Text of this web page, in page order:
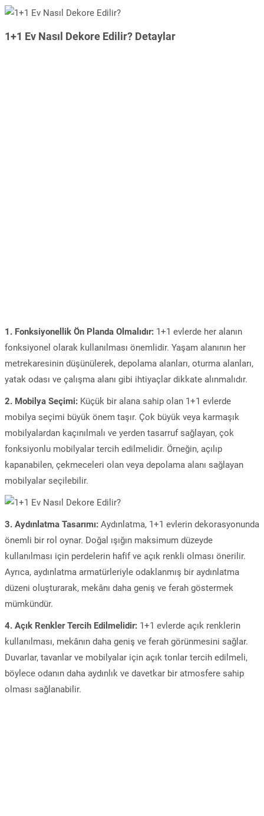
1+1 Ev Nasıl Dekore Edilir? Detaylar
1. Fonksiyonellik Ön Planda Olmalıdır: 1+1 evlerde her alanın
fonksiyonel olarak kullanılması önemlidir. Yaşam alanının her
metrekaresinin düşünülerek, depolama alanları, oturma alanları,
yatak odası ve çalışma alanı gibi ihtiyaçlar dikkate alınmalıdır.
2. Mobilya Seçimi: Küçük bir alana sahip olan 1+1 evlerde
mobilya seçimi büyük önem taşır. Çok büyük veya karmaşık
mobilyalardan kaçınılmalı ve yerden tasarruf sağlayan, çok
fonksiyonlu mobilyalar tercih edilmelidir. Örneğin, açılıp
kapanabilen, çekmeceleri olan veya depolama alanı sağlayan
mobilyalar seçilebilir.
3. Aydınlatma Tasarımı: Aydınlatma, 1+1 evlerin dekorasyonunda
önemli bir rol oynar. Doğal ışığın maksimum düzeyde
kullanılması için perdelerin hafif ve açık renkli olması önerilir.
Ayrıca, aydınlatma armatürleriyle odaklanmış bir aydınlatma
düzeni oluşturarak, mekânı daha geniş ve ferah göstermek
mümkündür.
4. Açık Renkler Tercih Edilmelidir: 1+1 evlerde açık renklerin
kullanılması, mekânın daha geniş ve ferah görünmesini sağlar.
Duvarlar, tavanlar ve mobilyalar için açık tonlar tercih edilmeli,
böylece odanın daha aydınlık ve davetkar bir atmosfere sahip
olması sağlanabilir.